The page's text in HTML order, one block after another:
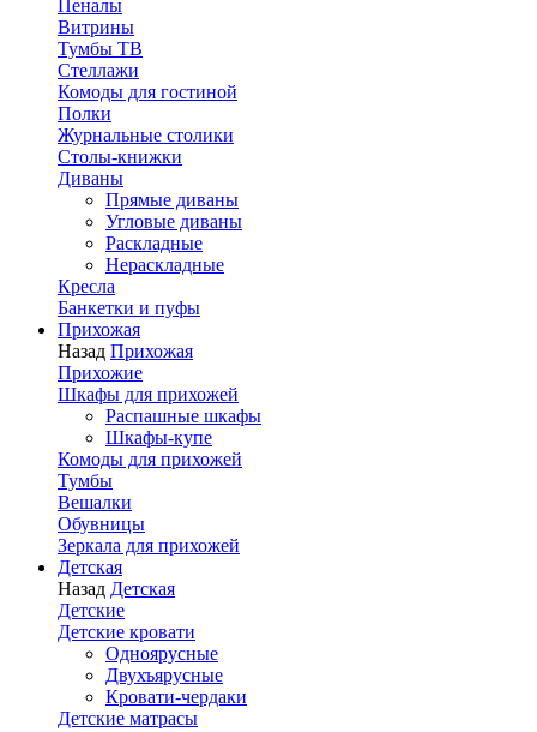
Пеналы
Витрины
Тумбы ТВ
Стеллажи
Комоды для гостиной
Полки
Журнальные столики
Столы-книжки
Диваны
Прямые диваны
Угловые диваны
Раскладные
Нераскладные
Кресла
Банкетки и пуфы
Прихожая
Назад Прихожая
Прихожие
Шкафы для прихожей
Распашные шкафы
Шкафы-купе
Комоды для прихожей
Тумбы
Вешалки
Обувницы
Зеркала для прихожей
Детская
Назад Детская
Детские
Детские кровати
Одноярусные
Двухъярусные
Кровати-чердаки
Детские матрасы